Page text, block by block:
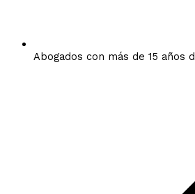
Abogados con más de 15 años